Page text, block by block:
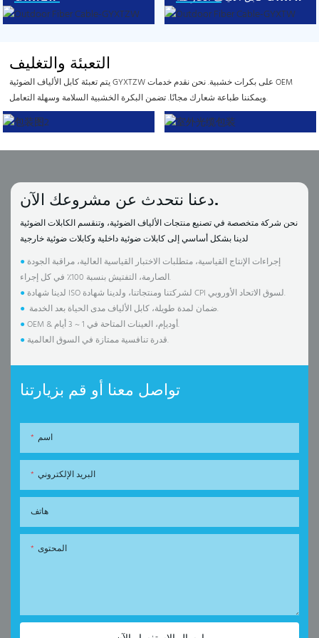
التعبئة والتغليف
يتم تعبئة كابل الألياف الضوئية GYXTZW على بكرات خشبية. نحن نقدم خدمات OEM
ويمكننا طباعة شعارك مجانًا. تضمن البكرة الخشبية السلامة وسهلة التعامل.
دعنا نتحدث عن مشروعك الآن.
نحن شركة متخصصة في تصنيع منتجات الألياف الضوئية، وتنقسم الكابلات الضوئية
● إجراءات الإنتاج القياسية، متطلبات الاختبار القياسية العالية، مراقبة الجودة
الصارمة، التفتيش بنسبة 100٪ في كل إجراء.
●
لدينا شهادة ISO لشركتنا ومنتجاتنا، ولدينا شهادة CPI لسوق الاتحاد الأوروبي.
●
ضمان لمدة طويلة، كابل الألياف مدى الحياة بعد الخدمة.
●
OEM & أوديإم، العينات المتاحة في 1 ~ 3 أيام.
●
قدرة تنافسية ممتازة في السوق العالمية.
تواصل معنا أو قم بزيارتنا
اسم
البريد الإلكتروني
هاتف
المحتوى